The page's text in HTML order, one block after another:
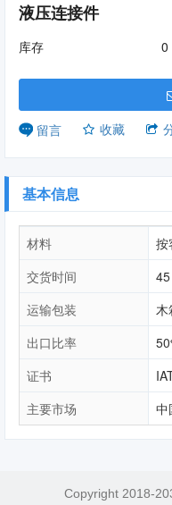
液压连接件
库存 0
留言
收藏
基本信息
材料
按
交货时间
45
运输包装
木
出口比率
证书
主要市场
中
Copyright 2018-